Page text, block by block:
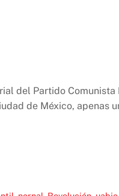
del Partido
de México, apenas